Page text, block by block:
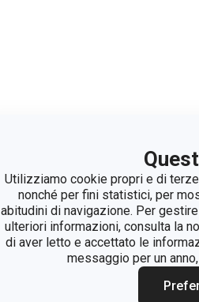
Utilizziamo cookie propri e di
nonché per fini statistici, per
abitudini di navigazione. Per
ulteriori informazioni, consulta la
di aver letto e accettato le
messaggio per un